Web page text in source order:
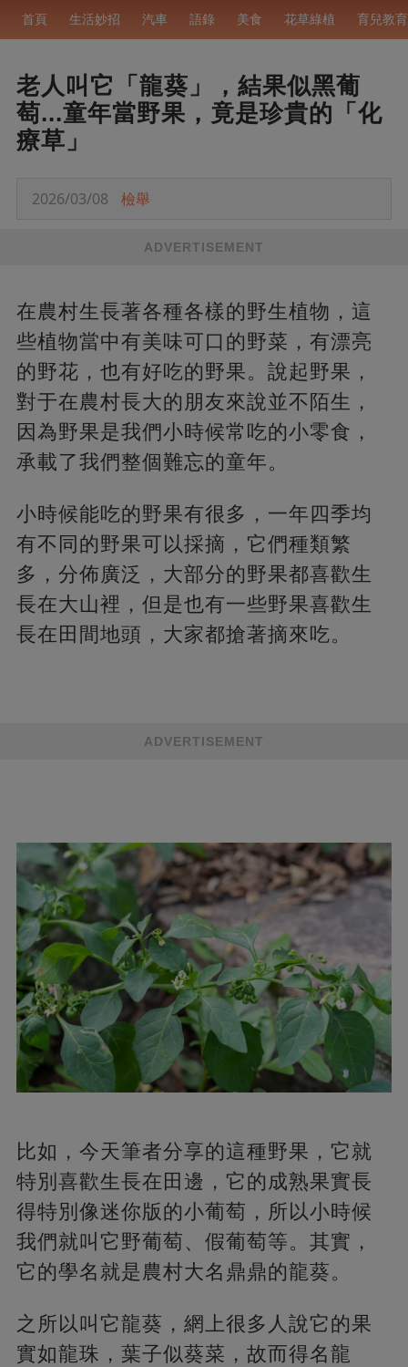
首頁 生活妙招 汽車 語錄 美食 花草綠植 育兒教育
老人叫它「龍葵」，結果似黑葡
萄...童年當野果，竟是珍貴的「化
療草」
2026/03/08 檢舉
ADVERTISEMENT
在農村生長著各種各樣的野生植物，這
些植物當中有美味可口的野菜，有漂亮
的野花，也有好吃的野果。說起野果，
對于在農村長大的朋友來說並不陌生，
因為野果是我們小時候常吃的小零食，
承載了我們整個難忘的童年。
小時候能吃的野果有很多，一年四季均
有不同的野果可以採摘，它們種類繁
多，分佈廣泛，大部分的野果都喜歡生
長在大山裡，但是也有一些野果喜歡生
長在田間地頭，大家都搶著摘來吃。
ADVERTISEMENT
比如，今天筆者分享的這種野果，它就
特別喜歡生長在田邊，它的成熟果實長
得特別像迷你版的小葡萄，所以小時候
我們就叫它野葡萄、假葡萄等。其實，
它的學名就是農村大名鼎鼎的龍葵。
之所以叫它龍葵，網上很多人說它的果
實如龍珠，葉子似葵菜，故而得名龍